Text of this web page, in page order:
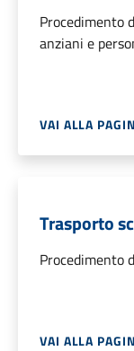
Procedimento
anziani e
VAI ALLA
Trasporto
Procedimento
VAI ALLA